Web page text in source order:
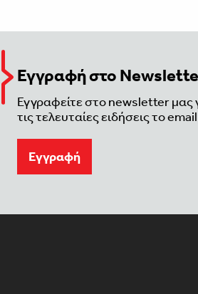
Εγγραφή στο
Εγγραφείτε στο newsletter μας
τις τελευταίες ειδήσεις το
Eγγραφή